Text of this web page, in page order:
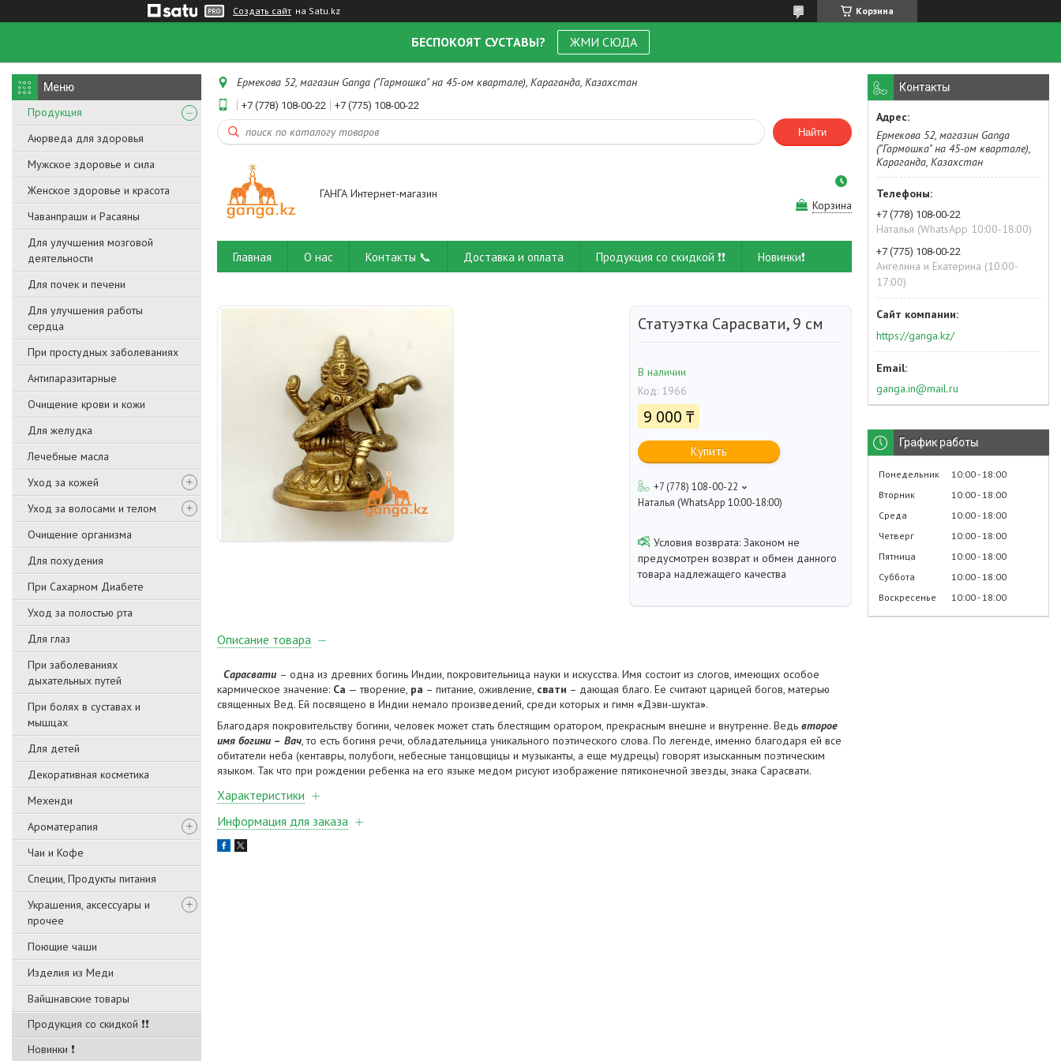
Создать сайт на Satu.kz Корзина
БЕСПОКОЯТ СУСТАВЫ? ЖМИ СЮДА
Продукция
Аюрведа для здоровья
Мужское здоровье и сила
Женское здоровье и красота
Чаванпраши и Расаяны
Для улучшения мозговой
деятельности
Для почек и печени
Для улучшения работы
сердца
При простудных заболеваниях
Антипаразитарные
Очищение крови и кожи
Для желудка
Лечебные масла
Уход за кожей
Уход за волосами и телом
Очищение организма
Для похудения
При Сахарном Диабете
Уход за полостью рта
Для глаз
При заболеваниях
дыхательных путей
При болях в суставах и
мышцах
Для детей
Декоративная косметика
Мехенди
Ароматерапия
Чаи и Кофе
Специи, Продукты питания
Украшения, аксессуары и
прочее
Поющие чаши
Изделия из Меди
Вайшнавские товары
Продукция со скидкой ❗❗
Новинки ❗
Ермекова 52, магазин Ganga ("Гармошка" на 45-ом квартале), Караганда, Казахстан
+7 (778) 108-00-22 +7 (775) 108-00-22
Найти
ГАНГА Интернет-магазин
Корзина
Главная О нас Контакты 📞 Доставка и оплата Продукция со скидкой ❗❗ Новинки❗
Статуэтка Сарасвати, 9 см
В наличии
Код: 1966
9 000 ₸
Купить
+7 (778) 108-00-22
Наталья (WhatsApp 10:00-18:00)
Законом не
предусмотрен возврат и обмен данного
товара надлежащего качества
Описание товара
Сарасвати – одна из древних богинь Индии, покровительница науки и искусства. Имя состоит из слогов, имеющих особое
кармическое значение: Са — творение, ра – питание, оживление, свати – дающая благо. Ее считают царицей богов, матерью
священных Вед. Ей посвящено в Индии немало произведений, среди которых и гимн «Дэви-шукта».
Благодаря покровительству богини, человек может стать блестящим оратором, прекрасным внешне и внутренне. Ведь второе
имя богини – Вач, то есть богиня речи, обладательница уникального поэтического слова. По легенде, именно благодаря ей все
обитатели неба (кентавры, полубоги, небесные танцовщицы и музыканты, а еще мудрецы) говорят изысканным поэтическим
языком. Так что при рождении ребенка на его языке медом рисуют изображение пятиконечной звезды, знака Сарасвати.
Характеристики
Информация для заказа
Контакты
Ермекова 52, магазин Ganga
("Гармошка" на 45-ом квартале),
Караганда, Казахстан
+7 (778) 108-00-22
Наталья (WhatsApp 10:00-18:00)
+7 (775) 108-00-22
Ангелина и Екатерина (10:00-
17:00)
https://ganga.kz/
ganga.in@mail.ru
График работы
Понедельник 10:00 18:00
Вторник
10:00 18:00
Среда
10:00 18:00
Четверг
10:00 18:00
Пятница
10:00 18:00
Суббота
10:00 18:00
Воскресенье
10:00 18:00